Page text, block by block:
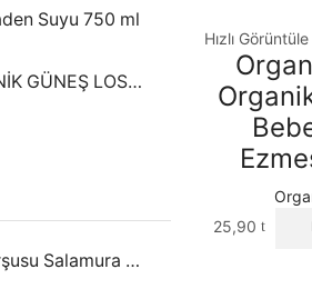
Hızlı Görüntüle
25,90
Suyu 750 ml
ECOWELL ORGANİK GÜNEŞ LOSYONU 30 SPF (150 ML)
Zavrak Çubuk Turşusu Salamura Yaprak 1000gr